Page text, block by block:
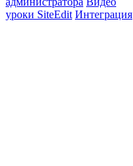
уроки SiteEdit Интеграция